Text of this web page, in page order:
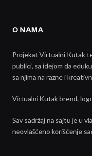
O NAMA
Projekat Virtualni Kutak
publici, sa idejom da
sa njima na razne i
Virtualni Kutak brend,
Sav sadržaj na sajtu je u
neovlašćeno korišćenje